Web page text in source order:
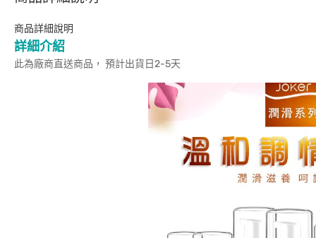
商品詳細說明
詳細介紹
此為廠商直送商品， 預計出貨日2-5天